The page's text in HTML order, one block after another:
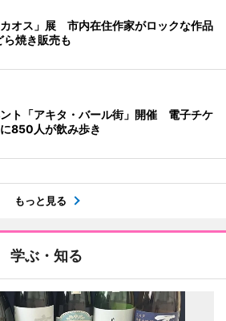
オス」展 市内在住作家がロックな作品
焼き販売も
ト「アキタ・バール街」開催 電子チケ
850人が飲み歩き
もっと見る
学ぶ・知る